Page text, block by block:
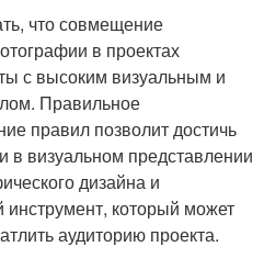
что совмещение
в проектах
с высоким визуальным и
Правильное
правил позволит достичь
в визуальном представлении
дизайна и
который может
аудиторию проекта.